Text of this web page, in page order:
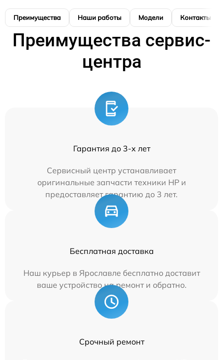
Преимущества Наши работы Модели Контакты
Преимущества сервис-
центра
Гарантия до 3-х лет
Сервисный центр устанавливает
оригинальные запчасти техники HP и
предоставляет гарантию до 3 лет.
Бесплатная доставка
Наш курьер в Ярославле бесплатно доставит
ваше устройство на ремонт и обратно.
Срочный ремонт